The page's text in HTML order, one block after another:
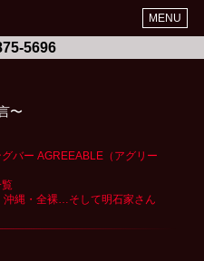
MENU
5696
バー AGREEABLE（アグリー
沖縄・全裸…そして明石家さん